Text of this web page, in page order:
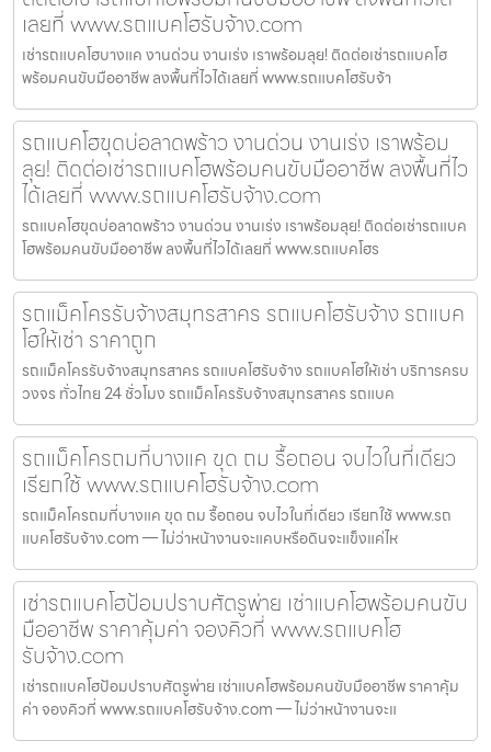
เลยที่ www.รถแบคโฮรับจ้าง.com
เช่ารถแบคโฮบางแค งานด่วน งานเร่ง เราพร้อมลุย! ติดต่อเช่ารถแบคโฮ
พร้อมคนขับมืออาชีพ ลงพื้นที่ไวได้เลยที่ www.รถแบคโฮรับจ้า
รถแบคโฮขุดบ่อลาดพร้าว งานด่วน งานเร่ง เราพร้อม
ลุย! ติดต่อเช่ารถแบคโฮพร้อมคนขับมืออาชีพ ลงพื้นที่ไว
ได้เลยที่ www.รถแบคโฮรับจ้าง.com
รถแบคโฮขุดบ่อลาดพร้าว งานด่วน งานเร่ง เราพร้อมลุย! ติดต่อเช่ารถแบค
โฮพร้อมคนขับมืออาชีพ ลงพื้นที่ไวได้เลยที่ www.รถแบคโฮร
รถแม็คโครรับจ้างสมุทรสาคร รถแบคโฮรับจ้าง รถแบค
โฮให้เช่า ราคาถูก
รถแม็คโครรับจ้างสมุทรสาคร รถแบคโฮรับจ้าง รถแบคโฮให้เช่า บริการครบ
วงจร ทั่วไทย 24 ชั่วโมง รถแม็คโครรับจ้างสมุทรสาคร รถแบค
รถแม็คโครถมที่บางแค ขุด ถม รื้อถอน จบไวในที่เดียว
เรียกใช้ www.รถแบคโฮรับจ้าง.com
รถแม็คโครถมที่บางแค ขุด ถม รื้อถอน จบไวในที่เดียว เรียกใช้ www.รถ
แบคโฮรับจ้าง.com — ไม่ว่าหน้างานจะแคบหรือดินจะแข็งแค่ไห
เช่ารถแบคโฮป้อมปราบศัตรูพ่าย เช่าแบคโฮพร้อมคนขับ
มืออาชีพ ราคาคุ้มค่า จองคิวที่ www.รถแบคโฮ
รับจ้าง.com
เช่ารถแบคโฮป้อมปราบศัตรูพ่าย เช่าแบคโฮพร้อมคนขับมืออาชีพ ราคาคุ้ม
ค่า จองคิวที่ www.รถแบคโฮรับจ้าง.com — ไม่ว่าหน้างานจะแ